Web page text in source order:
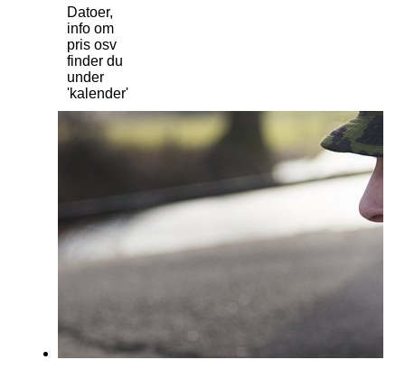
Datoer,
info om
pris osv
finder du
under
'kalender'